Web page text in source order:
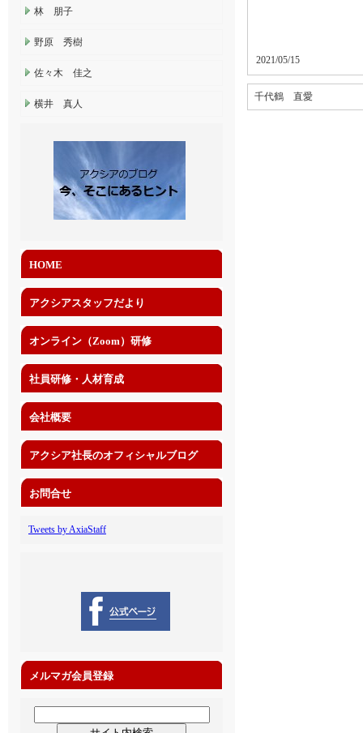
2021/05/15
千代鶴 直愛
林 朋子
野原 秀樹
佐々木 佳之
横井 真人
HOME
アクシアスタッフだより
オンライン（Zoom）研修
社員研修・人材育成
会社概要
アクシア社長のオフィシャルブログ
お問合せ
Tweets by AxiaStaff
メルマガ会員登録